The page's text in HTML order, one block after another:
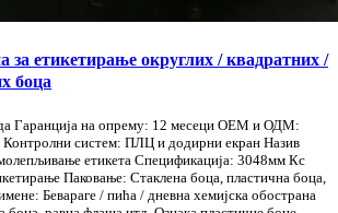
за етикетирање округлих / квадратних /
боца
Гаранција на опрему: 12 месеци ОЕМ и ОДМ:
Контролни систем: ПЛЦ и додирни екран Назив
етикета Спецификација: 3048мм Кс
Паковање: Стаклена боца, пластична боца,
Бевараге / пића / дневна хемијска обострана